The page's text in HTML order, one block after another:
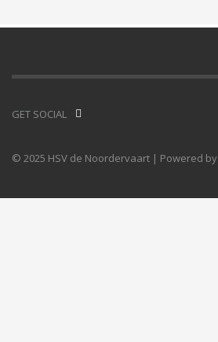
GET SOCIAL
© 2025 HSV de Noordervaart | Powered by